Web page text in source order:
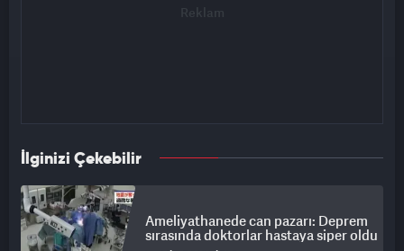
İlginizi Çekebilir
Ameliyathanede can pazarı: Deprem
sırasında doktorlar hastaya siper oldu